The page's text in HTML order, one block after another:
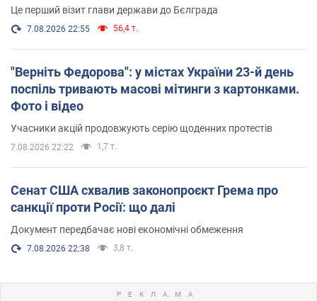
Це перший візит глави держави до Бєлграда
7.08.2026 22:55 56,4 т.
"Верніть Федорова": у містах України 23-й день
поспіль тривають масові мітинги з картонками.
Фото і відео
Учасники акцій продовжують серію щоденних протестів
7.08.2026 22:22 1,7 т.
Сенат США схвалив законопроєкт Грема про
санкції проти Росії: що далі
Документ передбачає нові економічні обмеження
7.08.2026 22:38 3,8 т.